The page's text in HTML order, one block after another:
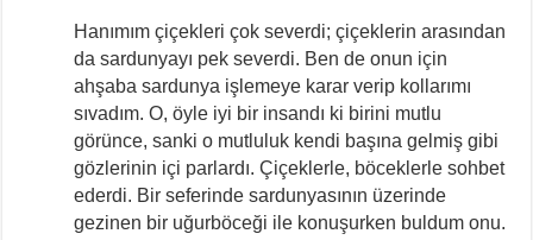
Hanımım çiçekleri çok severdi; çiçeklerin arasından
da sardunyayı pek severdi. Ben de onun için
ahşaba sardunya işlemeye karar verip kollarımı
sıvadım. O, öyle iyi bir insandı ki birini mutlu
görünce, sanki o mutluluk kendi başına gelmiş gibi
gözlerinin içi parlardı. Çiçeklerle, böceklerle sohbet
ederdi. Bir seferinde sardunyasının üzerinde
gezinen bir uğurböceği ile konuşurken buldum onu.